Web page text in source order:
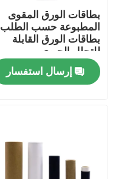
أشرطة فيديو
بطاقات الورق المقوى
المطبوعة حسب الطلب
بطاقات الورق القابلة
للتحلل الحيوي
إرسال استفسار